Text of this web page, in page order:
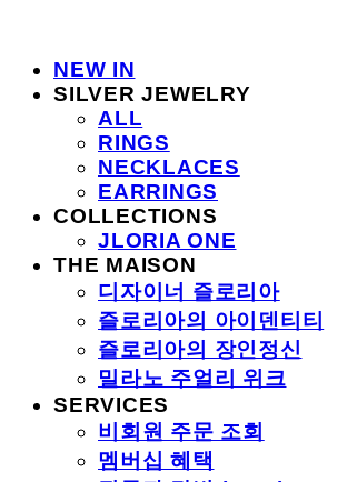
NEW IN
SILVER JEWELRY
ALL
RINGS
NECKLACES
EARRINGS
COLLECTIONS
JLORIA ONE
THE MAISON
디자이너 즐로리아
즐로리아의 아이덴티티
즐로리아의 장인정신
밀라노 주얼리 위크
SERVICES
비회원 주문 조회
멤버십 혜택